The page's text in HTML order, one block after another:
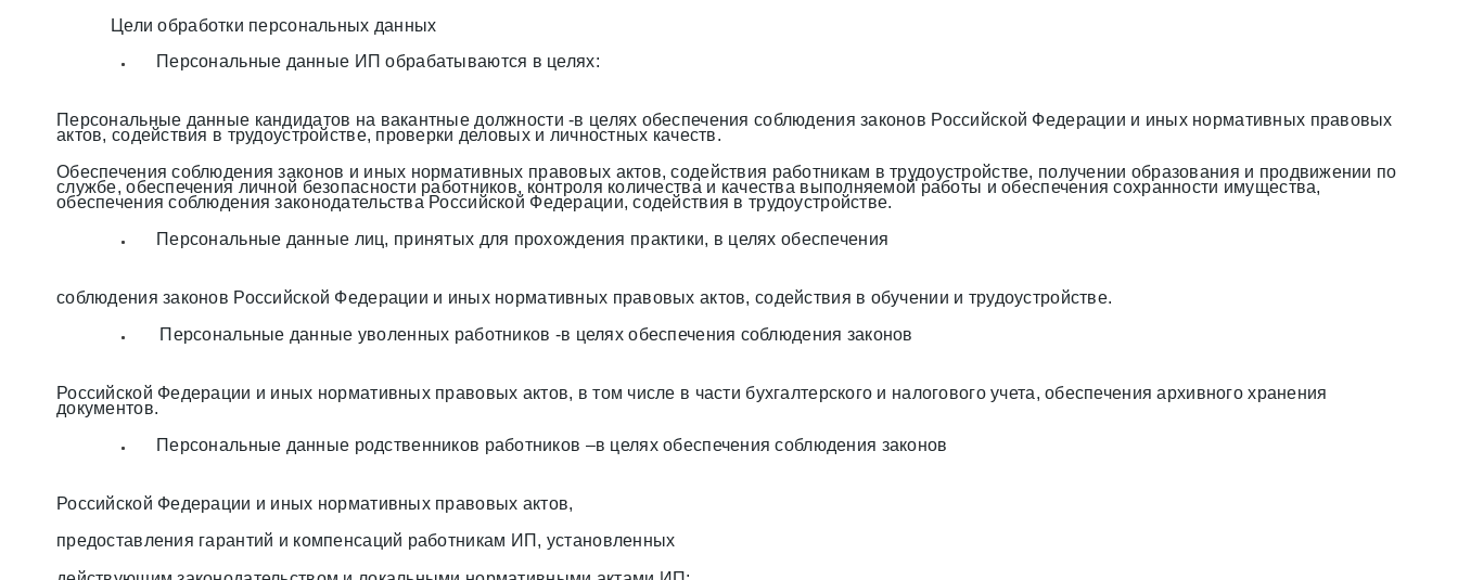
Цели обработки персональных данных
Персональные данные ИП обрабатываются в целях:
Персональные данные кандидатов на вакантные должности -в целях обеспечения соблюдения законов Российской Федерации и иных нормативных правовых
актов, содействия в трудоустройстве, проверки деловых и личностных качеств.
Обеспечения соблюдения законов и иных нормативных правовых актов, содействия работникам в трудоустройстве, получении образования и продвижении по
службе, обеспечения личной безопасности работников, контроля количества и качества выполняемой работы и обеспечения сохранности имущества,
обеспечения соблюдения законодательства Российской Федерации, содействия в трудоустройстве.
Персональные данные лиц, принятых для прохождения практики, в целях обеспечения
соблюдения законов Российской Федерации и иных нормативных правовых актов, содействия в обучении и трудоустройстве.
Персональные данные уволенных работников -в целях обеспечения соблюдения законов
Российской Федерации и иных нормативных правовых актов, в том числе в части бухгалтерского и налогового учета, обеспечения архивного хранения
документов.
Персональные данные родственников работников –в целях обеспечения соблюдения законов
Российской Федерации и иных нормативных правовых актов,
предоставления гарантий и компенсаций работникам ИП, установленных